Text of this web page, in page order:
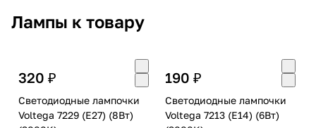
Лампы к товару
320 ₽
Светодиодные лампочки
Voltega 7229 (E27) (8Вт)
190 ₽
Светодиодные лампочки
Voltega 7213 (E14) (6Вт)